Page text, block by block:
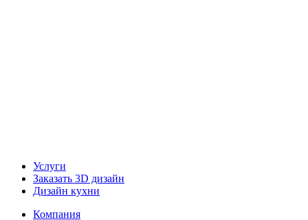
Услуги
Заказать 3D дизайн
Дизайн кухни
Компания